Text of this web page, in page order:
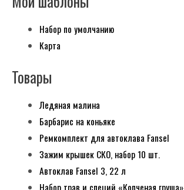
Набор по умолчанию
Карта
Товары
Ледяная малина
Барбарис на коньяке
Ремкомплект для автоклава Fansel
Зажим крышек СКО, набор 10 шт.
Автоклав Fansel 3, 22 л
Набор трав и специй «Копченая груша»